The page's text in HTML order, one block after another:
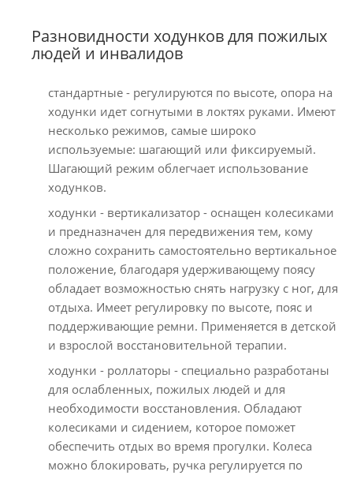
Разновидности ходунков для пожилых
людей и инвалидов
стандартные - регулируются по высоте, опора на
ходунки идет согнутыми в локтях руками. Имеют
несколько режимов, самые широко
используемые: шагающий или фиксируемый.
Шагающий режим облегчает использование
ходунков.
ходунки - вертикализатор - оснащен колесиками
и предназначен для передвижения тем, кому
сложно сохранить самостоятельно вертикальное
положение, благодаря удерживающему поясу
обладает возможностью снять нагрузку с ног, для
отдыха. Имеет регулировку по высоте, пояс и
поддерживающие ремни. Применяется в детской
и взрослой восстановительной терапии.
ходунки - роллаторы - специально разработаны
для ослабленных, пожилых людей и для
необходимости восстановления. Обладают
колесиками и сидением, которое поможет
обеспечить отдых во время прогулки. Колеса
можно блокировать, ручка регулируется по